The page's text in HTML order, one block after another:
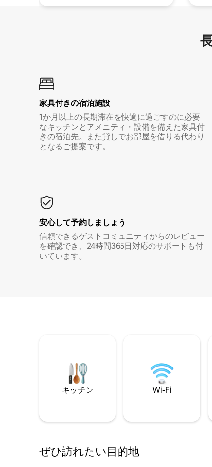
家具付き⁠の宿⁠泊⁠施⁠設
1か月以上の長期滞在を快適に過ごすのに必要
なキッチンとアメニティ・設備を備えた家具付
きの宿泊先。また貸しでお部屋を借りる代わり
となるご提案です。
安心して予約しましょう
信頼できるゲストコミュニティからのレビュー
を確認でき、24時間365日対応のサポートも付
いています。
キッチン Wi-Fi
ぜひ訪⁠れ⁠た⁠い目⁠的⁠地